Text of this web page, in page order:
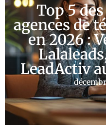
Top 5
agences de
en 2026 :
LeadActiv